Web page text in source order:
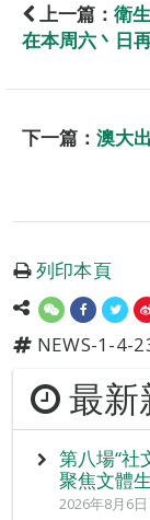
上一篇： 衛
在本周六丶日
下一篇： 澳大
列印本頁
NEWS-1-4-
最新
第八場“社
聚焦文體
2026年8月6日